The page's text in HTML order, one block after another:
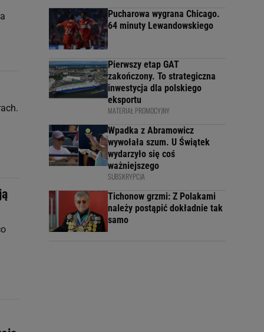
Pucharowa wygrana Chicago.
64 minuty Lewandowskiego
Pierwszy etap GAT
zakończony. To strategiczna
inwestycja dla polskiego
eksportu
MATERIAŁ PROMOCYJNY
Wpadka z Abramowicz
wywołała szum. U Świątek
wydarzyło się coś
ważniejszego
SUBSKRYPCJA
Tichonow grzmi: Z Polakami
należy postąpić dokładnie tak
samo